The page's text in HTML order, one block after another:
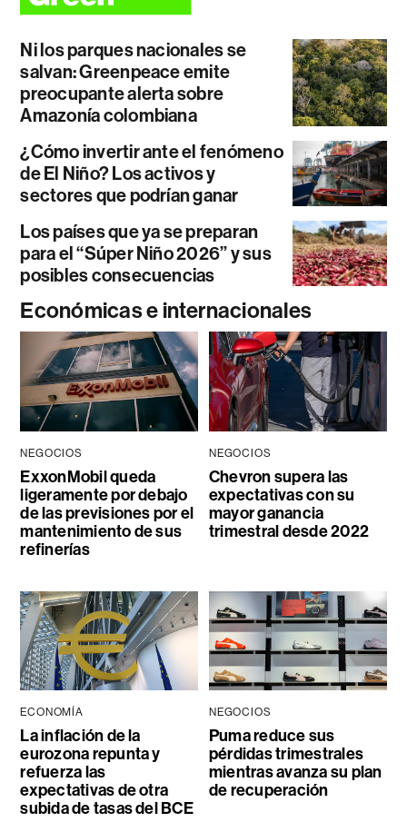
Ni los parques nacionales se
salvan: Greenpeace emite
preocupante alerta sobre
Amazonía colombiana
¿Cómo invertir ante el fenómeno
de El Niño? Los activos y
sectores que podrían ganar
Los países que ya se preparan
para el “Súper Niño 2026” y sus
posibles consecuencias
Económicas e internacionales
NEGOCIOS
ExxonMobil queda
ligeramente por debajo
de las previsiones por el
mantenimiento de sus
refinerías
NEGOCIOS
Chevron supera las
expectativas con su
mayor ganancia
trimestral desde 2022
ECONOMÍA
La inflación de la
eurozona repunta y
refuerza las
expectativas de otra
subida de tasas del BCE
NEGOCIOS
Puma reduce sus
pérdidas trimestrales
mientras avanza su plan
de recuperación